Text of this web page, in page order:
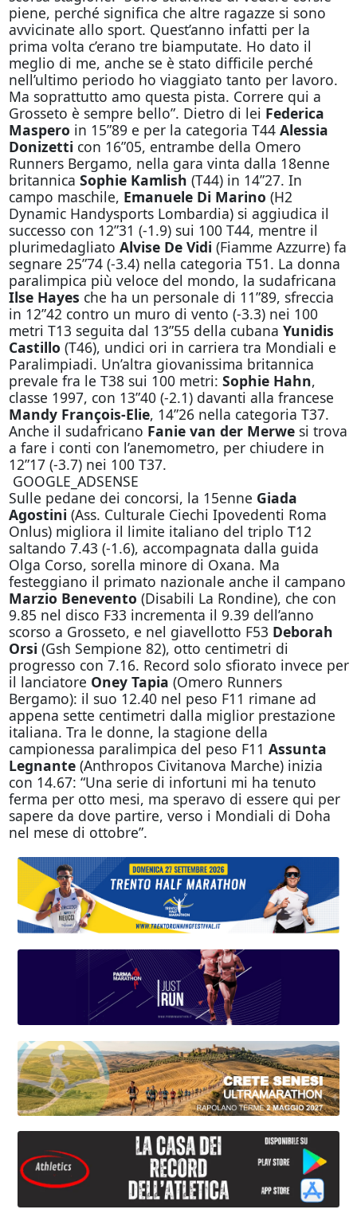
piene, perché significa che altre ragazze si sono
avvicinate allo sport. Quest’anno infatti per la
prima volta c’erano tre biamputate. Ho dato il
meglio di me, anche se è stato difficile perché
nell’ultimo periodo ho viaggiato tanto per lavoro.
Ma soprattutto amo questa pista. Correre qui a
Grosseto è sempre bello”. Dietro di lei Federica
Maspero in 15”89 e per la categoria T44 Alessia
Donizetti con 16”05, entrambe della Omero
Runners Bergamo, nella gara vinta dalla 18enne
britannica Sophie Kamlish (T44) in 14”27. In
campo maschile, Emanuele Di Marino (H2
Dynamic Handysports Lombardia) si aggiudica il
successo con 12”31 (-1.9) sui 100 T44, mentre il
plurimedagliato Alvise De Vidi (Fiamme Azzurre) fa
segnare 25”74 (-3.4) nella categoria T51. La donna
paralimpica più veloce del mondo, la sudafricana
Ilse Hayes che ha un personale di 11”89, sfreccia
in 12”42 contro un muro di vento (-3.3) nei 100
metri T13 seguita dal 13”55 della cubana Yunidis
Castillo (T46), undici ori in carriera tra Mondiali e
Paralimpiadi. Un’altra giovanissima britannica
prevale fra le T38 sui 100 metri: Sophie Hahn,
classe 1997, con 13”40 (-2.1) davanti alla francese
Mandy François-Elie, 14”26 nella categoria T37.
Anche il sudafricano Fanie van der Merwesi trova
a fare i conti con l’anemometro, per chiudere in
12”17 (-3.7) nei 100 T37.
GOOGLE_ADSENSE
Sulle pedane dei concorsi, la 15enne Giada
Agostini (Ass. Culturale Ciechi Ipovedenti Roma
Onlus) migliora il limite italiano del triplo T12
saltando 7.43 (-1.6), accompagnata dalla guida
Olga Corso, sorella minore di Oxana. Ma
festeggiano il primato nazionale anche il campano
Marzio Benevento (Disabili La Rondine), che con
9.85 nel disco F33 incrementa il 9.39 dell’anno
scorso a Grosseto, e nel giavellotto F53 Deborah
Orsi (Gsh Sempione 82), otto centimetri di
progresso con 7.16. Record solo sfiorato invece per
il lanciatore Oney Tapia (Omero Runners
Bergamo): il suo 12.40 nel peso F11 rimane ad
appena sette centimetri dalla miglior prestazione
italiana. Tra le donne, la stagione della
campionessa paralimpica del peso F11 Assunta
Legnante(Anthropos Civitanova Marche) inizia
con 14.67: “Una serie di infortuni mi ha tenuto
ferma per otto mesi, ma speravo di essere qui per
sapere da dove partire, verso i Mondiali di Doha
nel mese di ottobre”.